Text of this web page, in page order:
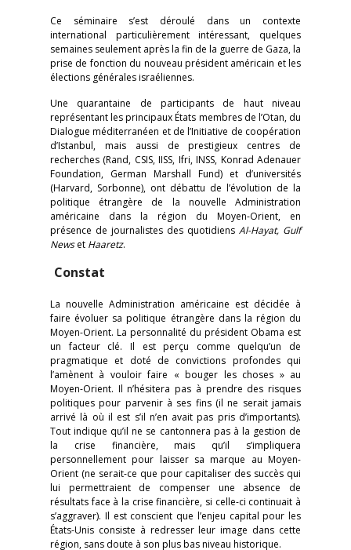
Ce séminaire s’est déroulé dans un contexte
international particulièrement intéressant, quelques
semaines seulement après la fin de la guerre de Gaza, la
prise de fonction du nouveau président américain et les
élections générales israéliennes.
Une quarantaine de participants de haut niveau
représentant les principaux États membres de l’Otan, du
Dialogue méditerranéen et de l’Initiative de coopération
d’Istanbul, mais aussi de prestigieux centres de
recherches (Rand, CSIS, IISS, Ifri, INSS, Konrad Adenauer
Foundation, German Marshall Fund) et d’universités
(Harvard, Sorbonne), ont débattu de l’évolution de la
politique étrangère de la nouvelle Administration
américaine dans la région du Moyen-Orient, en
présence de journalistes des quotidiens Al-Hayat, Gulf
Newset Haaretz.
Constat
La nouvelle Administration américaine est décidée à
faire évoluer sa politique étrangère dans la région du
Moyen-Orient. La personnalité du président Obama est
un facteur clé. Il est perçu comme quelqu’un de
pragmatique et doté de convictions profondes qui
l’amènent à vouloir faire « bouger les choses » au
Moyen-Orient. Il n’hésitera pas à prendre des risques
politiques pour parvenir à ses fins (il ne serait jamais
arrivé là où il est s’il n’en avait pas pris d’importants).
Tout indique qu’il ne se cantonnera pas à la gestion de
la crise financière, mais qu’il s’impliquera
personnellement pour laisser sa marque au Moyen-
Orient (ne serait-ce que pour capitaliser des succès qui
lui permettraient de compenser une absence de
résultats face à la crise financière, si celle-ci continuait à
s’aggraver). Il est conscient que l’enjeu capital pour les
États-Unis consiste à redresser leur image dans cette
région, sans doute à son plus bas niveau historique.